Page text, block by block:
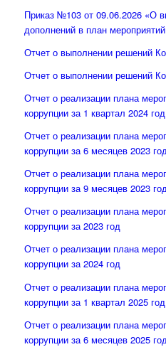
Приказ №103 от 09.06.2026 «О
дополнений в план
Отчет о выполнении решений
Отчет о выполнении решений
Отчет о реализации плана
коррупции за 1 квартал 2024 год
Отчет о реализации плана
коррупции за 6 месяцев 2023
Отчет о реализации плана
коррупции за 9 месяцев 2023
Отчет о реализации плана
коррупции за 2023 год
Отчет о реализации плана
коррупции за 2024 год
Отчет о реализации плана
коррупции за 1 квартал 2025 год
Отчет о реализации плана
коррупции за 6 месяцев 2025 год